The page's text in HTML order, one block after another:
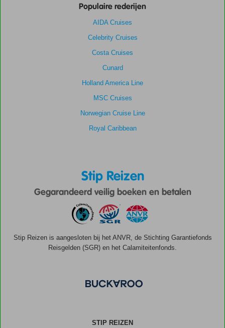
Populaire rederijen
AIDA Cruises
Celebrity Cruises
Costa Cruises
Cunard
Holland America Line
MSC Cruises
Norwegian Cruise Line
Royal Caribbean
Stip Reizen
Gegarandeerd veilig boeken en betalen
Stip Reizen is aangesloten bij het ANVR, de Stichting Garantiefonds
Reisgelden (SGR) en het Calamiteitenfonds.
STIP REIZEN